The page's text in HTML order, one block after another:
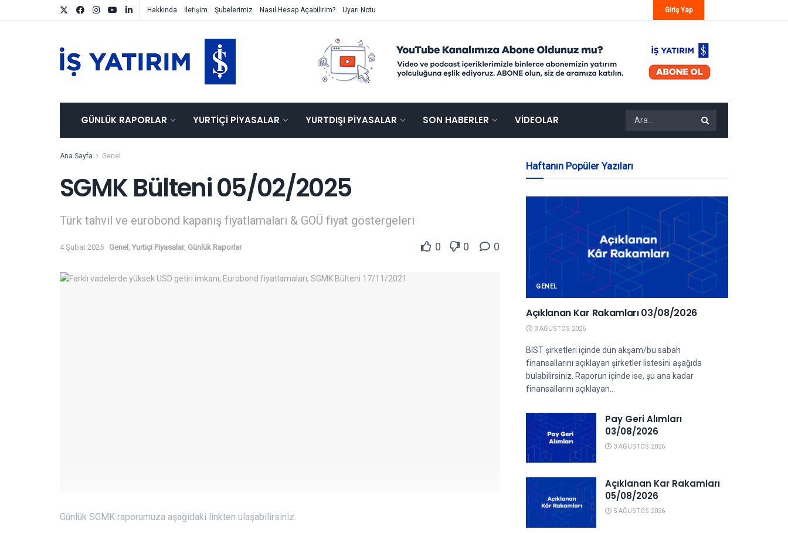
Hakkında İletişim Şubelerimiz Nasıl Hesap Açabilirim? Uyarı Notu Giriş Yap
GÜNLÜK RAPORLAR YURTIÇI PIYASALAR YURTDIŞI PIYASALAR SON HABERLER VIDEOLAR
Ana Sayfa Genel
SGMK Bülteni 05/02/2025
Türk tahvil ve eurobond kapanış fiyatlamaları & GOÜ fiyat göstergeleri
4 Şubat 2025 Genel Yurtiçi Piyasalar, Günlük Raporlar 0 0 0
Günlük SGMK raporumuza aşağıdaki linkten ulaşabilirsiniz.
Haftanın Popüler Yazıları
GENEL
Açıklanan Kar Rakamları 03/08/2026
3 AĞUSTOS 2026
BIST şirketleri içinde dün akşam/bu sabah
finansallarını açıklayan şirketler listesini aşağıda
bulabilirsiniz. Raporun içinde ise, şu ana kadar
finansallarını açıklayan...
Pay Geri Alımları
03/08/2026
3 AĞUSTOS 2026
Açıklanan Kar Rakamları
05/08/2026
5 AĞUSTOS 2026